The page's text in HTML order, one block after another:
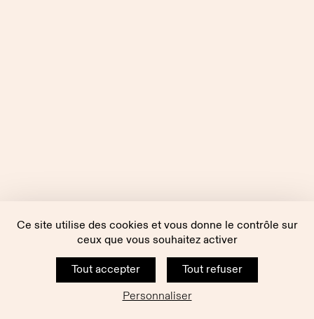
Ce site utilise des cookies et vous donne le contrôle sur
ceux que vous souhaitez activer
Tout accepter
Tout refuser
Personnaliser